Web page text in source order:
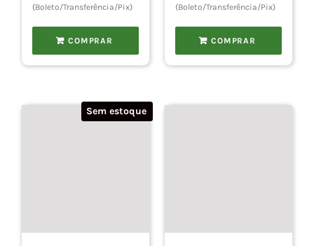
(Boleto/Transferência/Pix)
COMPRAR
(Boleto/Transferência/Pix)
COMPRAR
Sem estoque